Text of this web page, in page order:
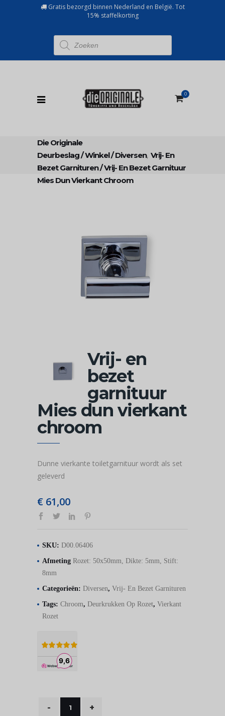
Gratis bezorgd binnen Nederland en België. Tot
15% staffelkorting
Producten
zoeken
0
Die Originale
Deurbeslag/Winkel/Diversen, Vrij- En
Bezet Garnituren/Vrij- En Bezet Garnituur
Mies Dun Vierkant Chroom
Vrij- en
bezet
garnituur
Mies dun vierkant
chroom
Dunne vierkante toiletgarnituur wordt als set
geleverd
€ 61,00
SKU: D00.06406
Afmeting Rozet: 50x50mm, Dikte: 5mm, Stift:
8mm
Categorieën: Diversen, Vrij- En Bezet Garnituren
Tags: Chroom, Deurkrukken Op Rozet, Vierkant
Rozet